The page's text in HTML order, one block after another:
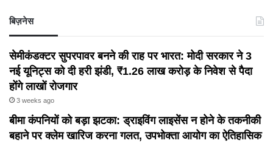
बिज़नेस
सेमीकंडक्टर सुपरपावर बनने की राह पर भारत: मोदी सरकार ने 3
नई यूनिट्स को दी हरी झंडी, ₹1.26 लाख करोड़ के निवेश से पैदा
होंगे लाखों रोजगार
3 weeks ago
बीमा कंपनियों को बड़ा झटका: ड्राइविंग लाइसेंस न होने के तकनीकी
बहाने पर क्लेम खारिज करना गलत, उपभोक्ता आयोग का ऐतिहासिक